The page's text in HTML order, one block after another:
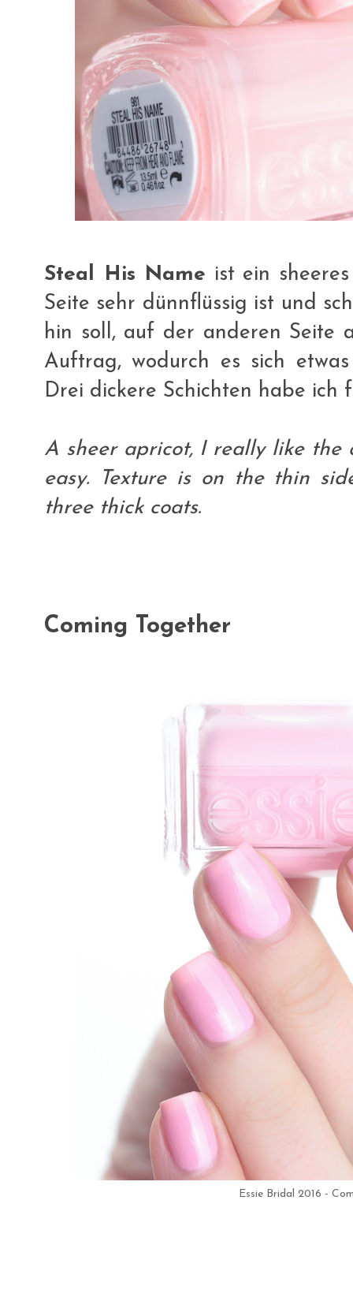
Steal His Name ist ein
Seite sehr dünnflüssig ist und
hin soll, auf der anderen Seite
Auftrag, wodurch es sich
Drei dickere Schichten habe ich
A sheer apricot, I really like the
easy. Texture is on the thin
three thick coats.
Coming Together
Essie Bridal 2016 -